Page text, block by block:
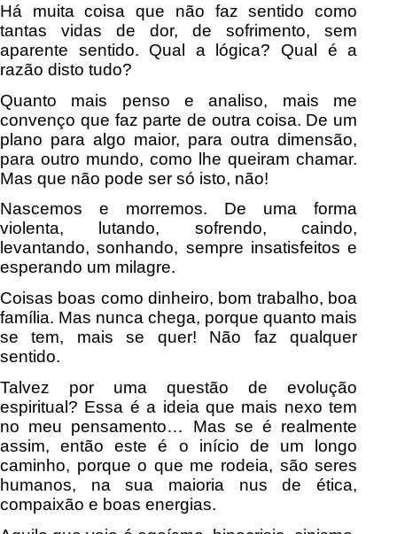
Há muita coisa que não faz sentido como
tantas vidas de dor, de sofrimento, sem
aparente sentido. Qual a lógica? Qual é a
razão disto tudo?
Quanto mais penso e analiso, mais me
convenço que faz parte de outra coisa. De um
plano para algo maior, para outra dimensão,
para outro mundo, como lhe queiram chamar.
Mas que não pode ser só isto, não!
Nascemos e morremos. De uma forma
violenta, lutando, sofrendo, caindo,
levantando, sonhando, sempre insatisfeitos e
esperando um milagre.
Coisas boas como dinheiro, bom trabalho, boa
família. Mas nunca chega, porque quanto mais
se tem, mais se quer! Não faz qualquer
sentido.
Talvez por uma questão de evolução
espiritual? Essa é a ideia que mais nexo tem
no meu pensamento… Mas se é realmente
assim, então este é o início de um longo
caminho, porque o que me rodeia, são seres
humanos, na sua maioria nus de ética,
compaixão e boas energias.